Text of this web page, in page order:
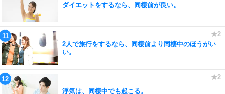
ダイエットをするなら、同棲前が良い。
2人で旅行をするなら、同棲前より同棲中のほうがい
い。
浮気は、同棲中でも起こる。